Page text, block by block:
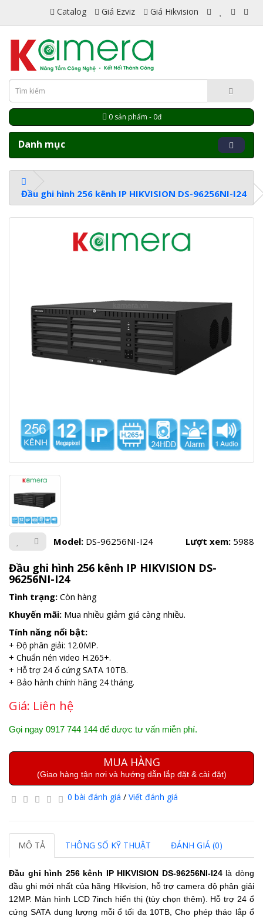
Catalog Giá Ezviz Giá Hikvision
0 sản phẩm - 0đ
Danh mục
Đầu ghi hình 256 kênh IP HIKVISION DS-96256NI-I24
Model: DS-96256NI-I24 Lượt xem: 5988
Đầu ghi hình 256 kênh IP HIKVISION DS-
96256NI-I24
Tình trạng: Còn hàng
Khuyến mãi: Mua nhiều giảm giá càng nhiều.
Tính năng nổi bật:
+ Độ phân giải: 12.0MP.
+ Chuẩn nén video H.265+.
+ Hỗ trợ 24 ổ cứng SATA 10TB.
+ Bảo hành chính hãng 24 tháng.
Giá: Liên hệ
Gọi ngay 0917 744 144 để được tư vấn miễn phí.
MUA HÀNG
(Giao hàng tận nơi và hướng dẫn lắp đặt & cài đặt)
0 bài đánh giá / Viết đánh giá
MÔ TẢ THÔNG SỐ KỸ THUẬT ĐÁNH GIÁ (0)
Đầu ghi hình 256 kênh IP HIKVISION DS-96256NI-I24là dòng
đầu ghi mới nhất của hãng Hikvision, hỗ trợ camera độ phân giải
12MP. Màn hình LCD 7inch hiển thị (tùy chọn thêm). Hỗ trợ 24 ổ
cứng SATA dung lượng mỗi ổ tối đa 10TB, Cho phép tháo lắp ổ